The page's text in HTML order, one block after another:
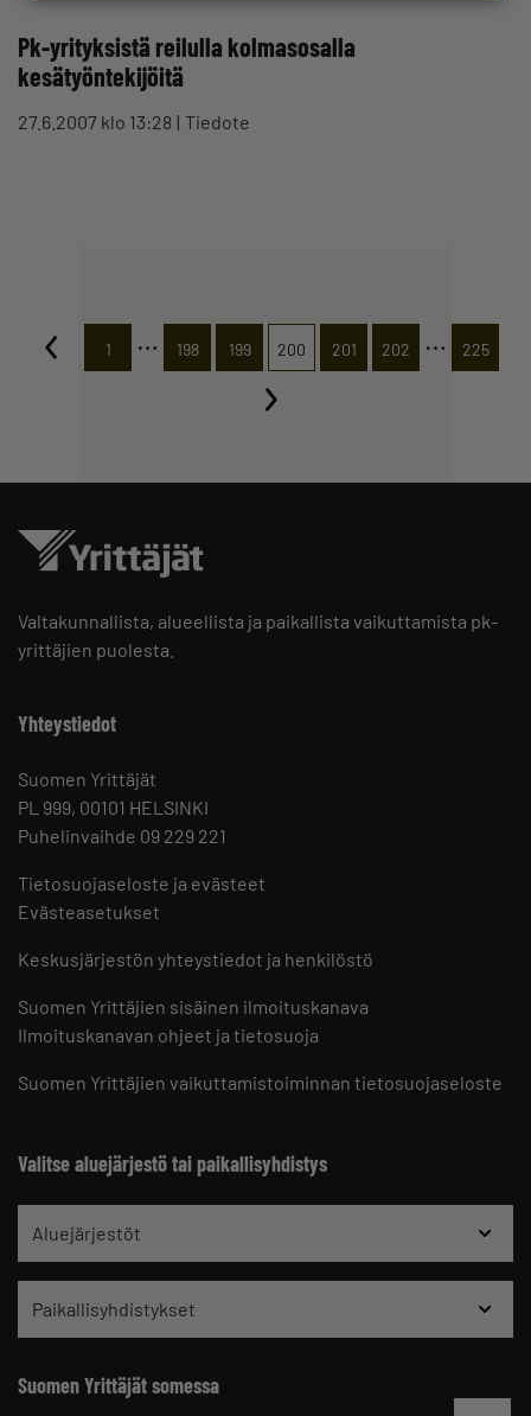
Pk-yrityksistä reilulla kolmasosalla
kesätyöntekijöitä
27.6.2007 klo 13:28 Tiedote
1 … 198 199 200 201 202 … 225
Valtakunnallista, alueellista ja paikallista vaikuttamista pk-
yrittäjien puolesta.
Yhteystiedot
Suomen Yrittäjät
PL 999, 00101 HELSINKI
Puhelinvaihde 09 229 221
Tietosuojaseloste ja evästeet
Evästeasetukset
Keskusjärjestön yhteystiedot ja henkilöstö
Suomen Yrittäjien sisäinen ilmoituskanava
Ilmoituskanavan ohjeet ja tietosuoja
Suomen Yrittäjien vaikuttamistoiminnan tietosuojaseloste
Valitse aluejärjestö tai paikallisyhdistys
Aluejärjestöt
Paikallisyhdistykset
Suomen Yrittäjät somessa